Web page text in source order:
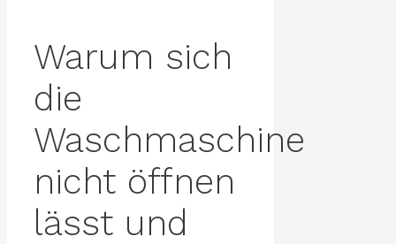
Warum sich
die
Waschmaschine
nicht öffnen
lässt und